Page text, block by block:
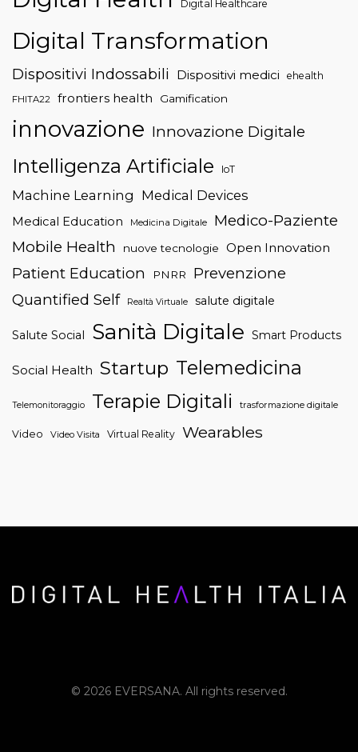
Digital Healthcare
Digital Transformation
Dispositivi Indossabili Dispositivi medici ehealth
FHITA22 frontiers health Gamification
innovazione Innovazione Digitale
Intelligenza Artificiale IoT
Machine Learning Medical Devices
Medical Education Medicina Digitale
Medico-Paziente
Mobile Health
nuove tecnologie Open Innovation
Patient Education PNRR
Prevenzione
Quantified Self
Realtà Virtuale salute digitale
Salute Social Sanità Digitale Smart Products
Social Health Startup Telemedicina
Telemonitoraggio Terapie Digitali trasformazione digitale
Video Video Visita Virtual Reality Wearables
© 2026 EVERSANA. All rights reserved.